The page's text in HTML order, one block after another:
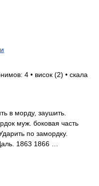
4 • висок (2) • скала
в морду, заушить.
муж. боковая часть
по замордку.
1863 1866 …